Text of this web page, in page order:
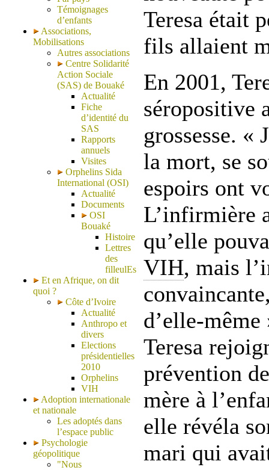
Témoignages
d’enfants
Associations,
Mobilisations
Autres associations
Centre Solidarité
Action Sociale
(SAS) de Bouaké
Actualité
Fiche
d’identité du
SAS
Rapports
annuels
Visites
Orphelins Sida
International (OSI)
Actualité
Documents
OSI
Bouaké
Histoire
Lettres
des
filleulEs
Et en Afrique, on dit
quoi ?
Côte d’Ivoire
Actualité
Anthropo et
divers
Elections
présidentielles
2010
Orphelins
VIH
Adoption internationale
et nationale
Les adoptés dans
l’espace public
Psychologie
géopolitique
"Nous
Teresa était
fils allaient
En 2001,
séropositive
grossesse. «
la mort, se
espoirs ont
L’infirmière
qu’elle
VIH, mais
d’elle-
Teresa
prévention
mère à
elle révéla
mari qui